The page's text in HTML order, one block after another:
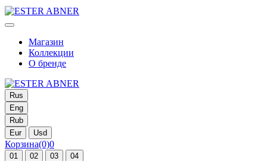
Магазин
Коллекции
О бренде
Rus
Eng
Rub
Eur
Usd
Корзина(0)0
01 02 03
04